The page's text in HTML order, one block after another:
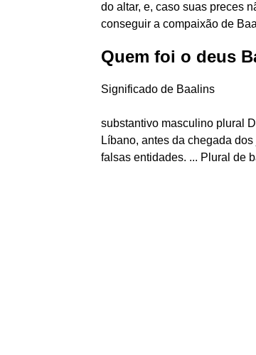
do altar, e, caso suas preces
conseguir a compaixão de
Quem foi o deus
Significado de Baalins
substantivo masculino plural
Líbano, antes da chegada
falsas entidades. ... Plural de